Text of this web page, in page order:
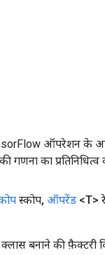
ऑपरेशन के
गणना का प्रतिनिधित्व
स्कोप, ऑपरेंड <T>
बनाने की फ़ैक्टरी